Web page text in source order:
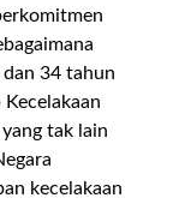
34 tahun
tak lain
kecelakaan